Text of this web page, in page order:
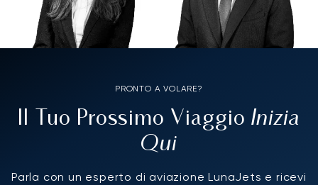
PRONTO A VOLARE?
Il Tuo Prossimo Viaggio Inizia
Qui
Parla con un esperto di aviazione LunaJets e ricevi